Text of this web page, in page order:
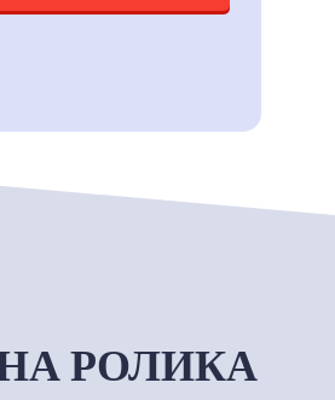
РОЛИКА